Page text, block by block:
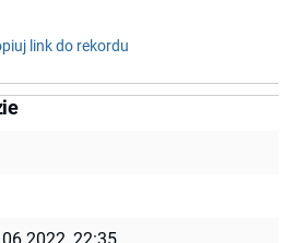
link do rekordu
22:35